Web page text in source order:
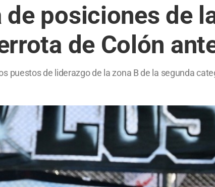
posiciones de
de Colón
puestos de liderazgo de la zona B de la segunda